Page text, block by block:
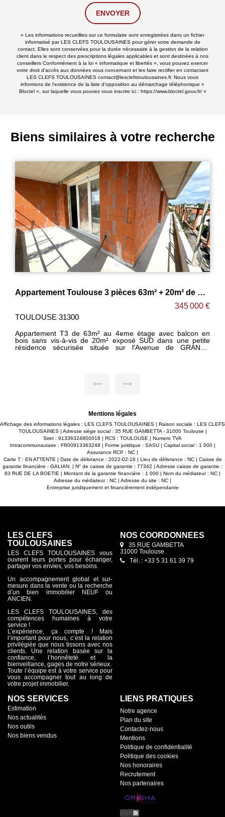
ENVOYER
« Les informations recueillies sur ce formulaire sont enregistrées dans un fichier
informatisé par LES CLEFS TOULOUSAINES pour gérer votre demande de
contact. Elles sont conservées pour la durée nécessaire à la gestion de la relation
client dans le respect des prescriptions légales applicables et sont destinées à nos
conseillers Conformément à la loi « informatique et libertés », vous pouvez exercer
votre droit d'accès aux données vous concernant et les faire rectifier en contactant
LES CLEFS TOULOUSAINES contact@lesclefstoulousaines.fr. Nous vous
informons de l'existence de la liste d'opposition au démarchage téléphonique «
Bloctel », sur laquelle vous pouvez vous inscrire ici : https://www.bloctel.gouv.fr/»
Biens similaires à votre recherche
Appartement Toulouse 3 pièces 63m² + 20m² de balcon ! CARTOUCHERIE
345 000 €
TOULOUSE 31300
Appartement T3 de 63m² au 4eme étage avec balcon en
bois sans vis-à-vis de 20m² exposé SUD dans une petite
résidence sécurisée située sur l'Avenue de GRANDE
placards de avec vue sur espace vert. -Salle de bains avec
Mentions légales
Affichage des informations légales : LES CLEFS TOULOUSAINES | Raison sociale : LES CLEFS
TOULOUSAINES | Adresse siège social : 35 RUE GAMBETTA - 31000 Toulouse |
Siret : 91336324800018 | RCS : TOULOUSE | Numero TVA
Intracommunautaire : FR00913363248 | Forme juridique : SASU | Capital social : 1 000 |
Assurance RCP : NC |
Carte T : EN ATTENTE | Date de délivrance : 2022-02-16 | Lieu de délivrance : NC | Caisse de
garantie financière : GALIAN. | N° de caisse de garantie : 77342 | Adresse caisse de garantie :
83 RUE DE LA BOETIE | Montant de la garantie financière : 1 000 | Nom du médiateur : NC |
Adresse du médiateur : NC | Adresse du site : NC |
Entreprise juridiquement et financièrement indépendante
LES CLEFS
TOULOUSAINES
LES CLEFS TOULOUSAINES vous
ouvrent leurs portes pour échanger,
partager vos envies, vos besoins.
Un accompagnement global et sur-
mesure dans la vente ou la recherche
d’un bien immobilier NEUF ou
ANCIEN.
LES CLEFS TOULOUSAINES, des
compétences humaines à votre
service !
L’expérience, ça compte ! Mais
l’important pour nous, c’est la relation
privilégiée que nous tissons avec nos
clients. Une relation basée sur la
confiance, l’honnêteté et la
bienveillance, gages de notre sérieux.
Toute l’équipe est à votre service pour
vous accompagner tout au long de
votre projet immobilier.
NOS COORDONNÉES
35 RUE GAMBETTA
31000 Toulouse
Tél. : +33 5 31 61 39 79
NOS SERVICES
Estimation
Nos actualités
Nos outils
Nos biens vendus
LIENS PRATIQUES
Notre agence
Plan du site
Contactez-nous
Mentions
Politique de confidentialité
Politique des cookies
Nos honoraires
Recrutement
Nos partenaires